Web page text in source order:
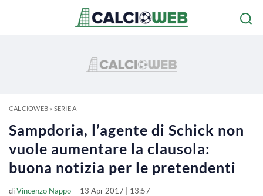
CALCIOWEB» SERIE A
Sampdoria, l’agente di Schick non
vuole aumentare la clausola:
buona notizia per le pretendenti
diVincenzo Nappo 13 Apr 2017 | 13:57